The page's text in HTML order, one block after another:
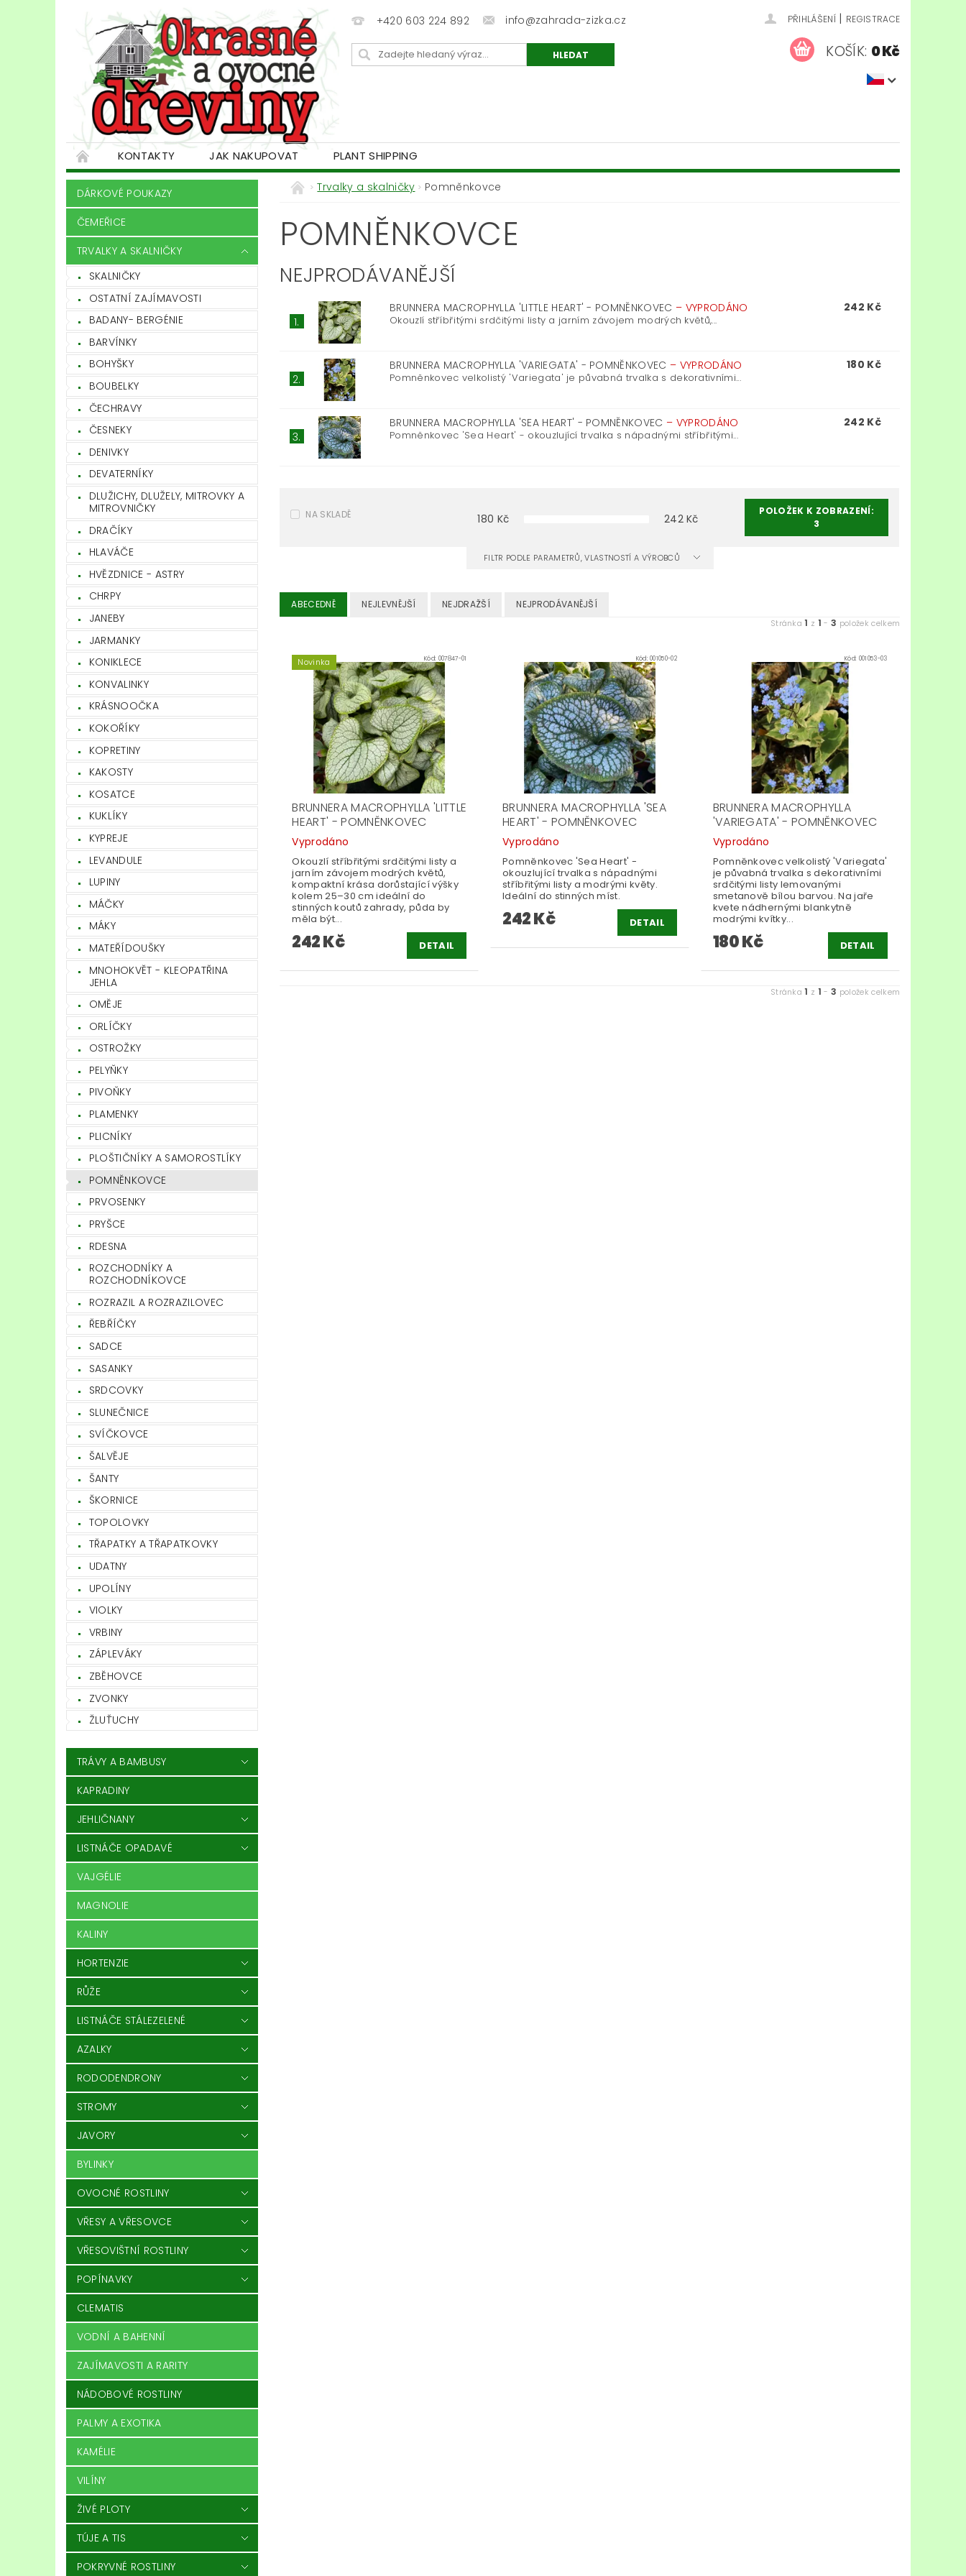
+420 603 224 892 info@zahrada-zizka.cz PŘIHLÁŠENÍ | REGISTRACE
KOŠÍK: 0 Kč
KONTAKTY JAK NAKUPOVAT PLANT SHIPPING
DÁRKOVÉ POUKAZY
ČEMEŘICE
TRVALKY A SKALNIČKY
SKALNIČKY
OSTATNÍ ZAJÍMAVOSTI
BADANY- BERGÉNIE
BARVÍNKY
BOHYŠKY
BOUBELKY
ČECHRAVY
ČESNEKY
DENIVKY
DEVATERNÍKY
DLUŽICHY, DLUŽELY, MITROVKY A
MITROVNIČKY
DRAČÍKY
HLAVÁČE
HVĚZDNICE - ASTRY
CHRPY
JANEBY
JARMANKY
KONIKLECE
KONVALINKY
KRÁSNOOČKA
KOKOŘÍKY
KOPRETINY
KAKOSTY
KOSATCE
KUKLÍKY
KYPREJE
LEVANDULE
LUPINY
MÁČKY
MÁKY
MATEŘÍDOUŠKY
MNOHOKVĚT - KLEOPATŘINA
JEHLA
OMĚJE
ORLÍČKY
OSTROŽKY
PELYŇKY
PIVOŇKY
PLAMENKY
PLICNÍKY
PLOŠTIČNÍKY A SAMOROSTLÍKY
POMNĚNKOVCE
PRVOSENKY
PRYŠCE
RDESNA
ROZCHODNÍKY A
ROZCHODNÍKOVCE
ROZRAZIL A ROZRAZILOVEC
ŘEBŘÍČKY
SADCE
SASANKY
SRDCOVKY
SLUNEČNICE
SVÍČKOVCE
ŠALVĚJE
ŠANTY
ŠKORNICE
TOPOLOVKY
TŘAPATKY A TŘAPATKOVKY
UDATNY
UPOLÍNY
VIOLKY
VRBINY
ZÁPLEVÁKY
ZBĚHOVCE
ZVONKY
ŽLUŤUCHY
TRÁVY A BAMBUSY
KAPRADINY
JEHLIČNANY
LISTNÁČE OPADAVÉ
VAJGÉLIE
MAGNOLIE
KALINY
HORTENZIE
RŮŽE
LISTNÁČE STÁLEZELENÉ
AZALKY
RODODENDRONY
STROMY
JAVORY
BYLINKY
OVOCNÉ ROSTLINY
VŘESY A VŘESOVCE
VŘESOVIŠTNÍ ROSTLINY
POPÍNAVKY
CLEMATIS
VODNÍ A BAHENNÍ
ZAJÍMAVOSTI A RARITY
NÁDOBOVÉ ROSTLINY
PALMY A EXOTIKA
KAMÉLIE
VILÍNY
ŽIVÉ PLOTY
TÚJE A TIS
POKRYVNÉ ROSTLINY
Trvalky a skalničky Pomněnkovce
POMNĚNKOVCE
NEJPRODÁVANĚJŠÍ
1.
BRUNNERA MACROPHYLLA 'LITTLE HEART' - POMNĚNKOVEC – VYPRODÁNO
Okouzlí stříbřitými srdčitými listy a jarním závojem modrých květů,...
242 Kč
2.
BRUNNERA MACROPHYLLA 'VARIEGATA' - POMNĚNKOVEC – VYPRODÁNO
Pomněnkovec velkolistý 'Variegata' je půvabná trvalka s dekorativními...
180 Kč
3.
BRUNNERA MACROPHYLLA 'SEA HEART' - POMNĚNKOVEC – VYPRODÁNO
Pomněnkovec 'Sea Heart' - okouzlující trvalka s nápadnými stříbřitými...
242 Kč
NA SKLADĚ 180 Kč 242Kč
POLOŽEK K ZOBRAZENÍ:
3
FILTR PODLE PARAMETRŮ, VLASTNOSTÍ A VÝROBCŮ
ABECEDNĚ NEJLEVNĚJŠÍ NEJDRAŽŠÍ NEJPRODÁVANĚJŠÍ
Stránka1 z 1 -3 položek celkem
Novinka Kód: 007847-01
BRUNNERA MACROPHYLLA 'LITTLE
HEART' - POMNĚNKOVEC
Vyprodáno
Okouzlí stříbřitými srdčitými listy a
jarním závojem modrých květů,
kompaktní krása dorůstající výšky
kolem 25–30 cm ideální do
stinných koutů zahrady, půda by
měla být...
242 Kč DETAIL
Kód:001050-02
BRUNNERA MACROPHYLLA 'SEA
HEART' - POMNĚNKOVEC
Vyprodáno
Pomněnkovec 'Sea Heart' -
okouzlující trvalka s nápadnými
stříbřitými listy a modrými květy.
Ideální do stinných míst.
242 Kč DETAIL
Kód: 001053-03
BRUNNERA MACROPHYLLA
'VARIEGATA' - POMNĚNKOVEC
Vyprodáno
Pomněnkovec velkolistý 'Variegata'
je půvabná trvalka s dekorativními
srdčitými listy lemovanými
smetanově bílou barvou. Na jaře
kvete nádhernými blankytně
modrými kvítky...
180 Kč DETAIL
Stránka1 z 1 -3 položek celkem